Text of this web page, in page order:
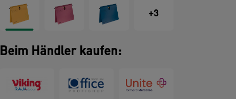
+3
Beim Händler kaufen: